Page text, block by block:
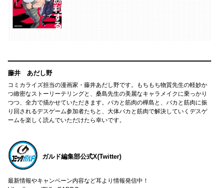
藤井 あだし野
コミカライズ担当の漫画家・藤井あだし野です。もちもち物質先生の軽妙か
つ緻密なストーリーテリングと、桑島先生の美麗なキャラメイクに乗っかり
つつ、全力で描かせていただきます。バカと筋肉の樺島と、バカと筋肉に振
り回されるデスゲーム参加者たちと、大体バカと筋肉で解決していくデスゲ
ームを楽しく読んでいただけたら幸いです。
ガルド編集部公式X(Twitter)
最新情報やキャンペーン内容など耳より情報発信中！